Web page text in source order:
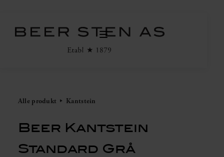
Alle produkt Kantstein
Beer Kantstein
Standard Grå